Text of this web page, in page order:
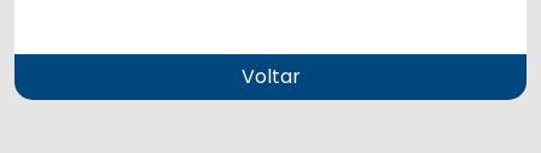
Voltar